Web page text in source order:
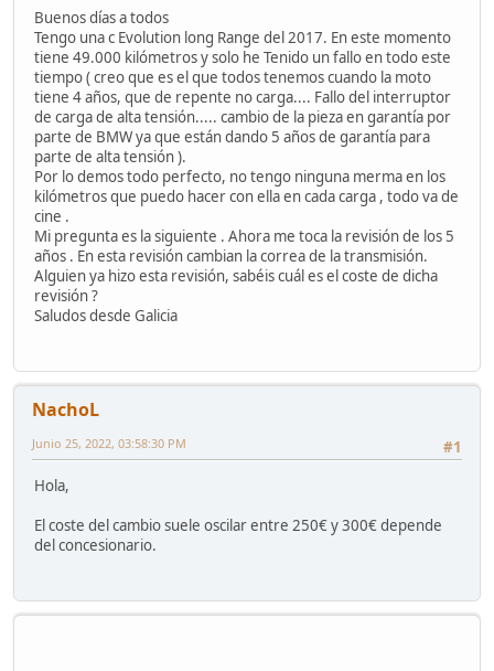
Buenos días a todos
Tengo una c Evolution long Range del 2017. En este momento
tiene 49.000 kilómetros y solo he Tenido un fallo en todo este
tiempo ( creo que es el que todos tenemos cuando la moto
tiene 4 años, que de repente no carga.... Fallo del interruptor
de carga de alta tensión..... cambio de la pieza en garantía por
parte de BMW ya que están dando 5 años de garantía para
parte de alta tensión ).
Por lo demos todo perfecto, no tengo ninguna merma en los
kilómetros que puedo hacer con ella en cada carga , todo va de
cine .
Mi pregunta es la siguiente . Ahora me toca la revisión de los 5
años . En esta revisión cambian la correa de la transmisión.
Alguien ya hizo esta revisión, sabéis cuál es el coste de dicha
revisión ?
Saludos desde Galicia
NachoL
#1
Junio 25, 2022, 03:58:30 PM
Hola,
El coste del cambio suele oscilar entre 250€ y 300€ depende
del concesionario.